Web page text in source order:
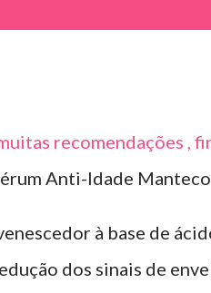
recomendações ,
Anti-Idade
à base de
dos sinais de